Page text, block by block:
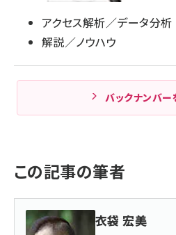
アクセス解析／データ分析
解説／ノウハウ
バックナンバー
この記事の筆者
衣袋 宏美